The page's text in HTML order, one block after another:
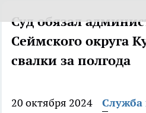
Суд обязал
Сеймского округа
свалки за полгода
20 октября 2024 Служба